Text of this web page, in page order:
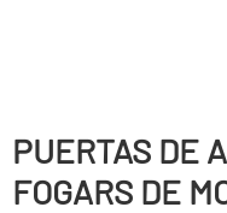
PUERTAS DE
FOGARS DE